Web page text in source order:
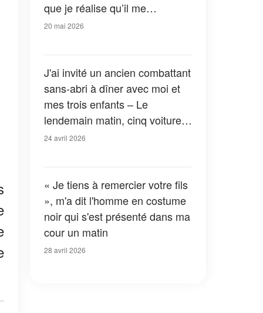
que je réalise qu’il me
connaissait déjà
20 mai 2026
J'ai invité un ancien combattant
sans-abri à dîner avec moi et
mes trois enfants – Le
lendemain matin, cinq voitures
de police ont encerclé ma
24 avril 2026
« Je tiens à remercier votre fils
», m'a dit l'homme en costume
noir qui s'est présenté dans ma
cour un matin
28 avril 2026